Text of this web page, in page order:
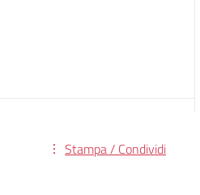
Stampa / Condividi